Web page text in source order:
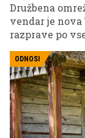
Družbena
vendar je
razprave po
storitvijo –
sporočil
Medtem ko
manipulativno
ženskam
skrita.
ODNOSI